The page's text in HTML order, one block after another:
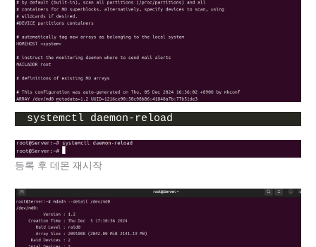
systemctl daemon-reload
등록 후 데몬 재시작